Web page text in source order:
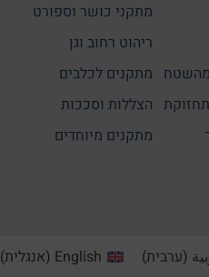
מתקני כושר וספורט
ריהוט רחוב וגן
מתקנים לכלבים
הצללות וסככות
מתקנים מיוחדים
(ערבית)
English
(אנגלית)